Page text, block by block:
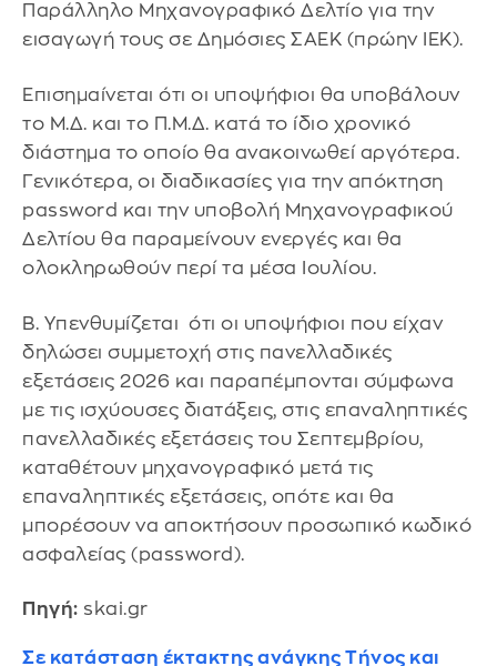
Παράλληλο Μηχανογραφικό Δελτίο για την
εισαγωγή τους σε Δημόσιες ΣΑΕΚ (πρώην ΙΕΚ).
Επισημαίνεται ότι οι υποψήφιοι θα υποβάλουν
το Μ.Δ. και το Π.Μ.Δ. κατά το ίδιο χρονικό
διάστημα το οποίο θα ανακοινωθεί αργότερα.
Γενικότερα, οι διαδικασίες για την απόκτηση
password και την υποβολή Μηχανογραφικού
Δελτίου θα παραμείνουν ενεργές και θα
ολοκληρωθούν περί τα μέσα Ιουλίου.
Β. Υπενθυμίζεται ότι οι υποψήφιοι που είχαν
δηλώσει συμμετοχή στις πανελλαδικές
εξετάσεις 2026 και παραπέμπονται σύμφωνα
με τις ισχύουσες διατάξεις, στις επαναληπτικές
πανελλαδικές εξετάσεις του Σεπτεμβρίου,
καταθέτουν μηχανογραφικό μετά τις
επαναληπτικές εξετάσεις, οπότε και θα
μπορέσουν να αποκτήσουν προσωπικό κωδικό
ασφαλείας (password).
Πηγή: skai.gr
Σε κατάσταση έκτακτης ανάγκης Τήνος και